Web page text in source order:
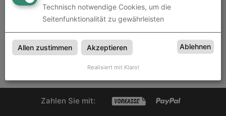
Weichschaumplatten
Weichschaumplatten bei Rang Sofortdruck in Oldesloe bei
Hamburg, Bad Segeberg, Kiel, Lübeck
Zahlen Sie mit:
Technisch notwendige Cookies, um die
Seitenfunktionalität zu gewährleisten
Allen zustimmen Akzeptieren Ablehnen
Realisiert mit Klaro!